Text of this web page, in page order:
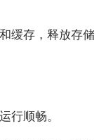
缓存，释放存储
行顺畅。